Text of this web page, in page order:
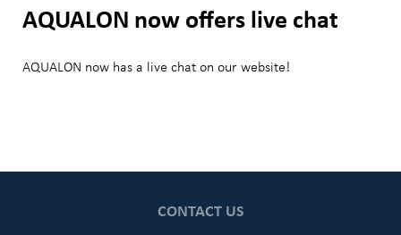
AQUALON now offers live chat
AQUALON now has a live chat on our website!
CONTACT US